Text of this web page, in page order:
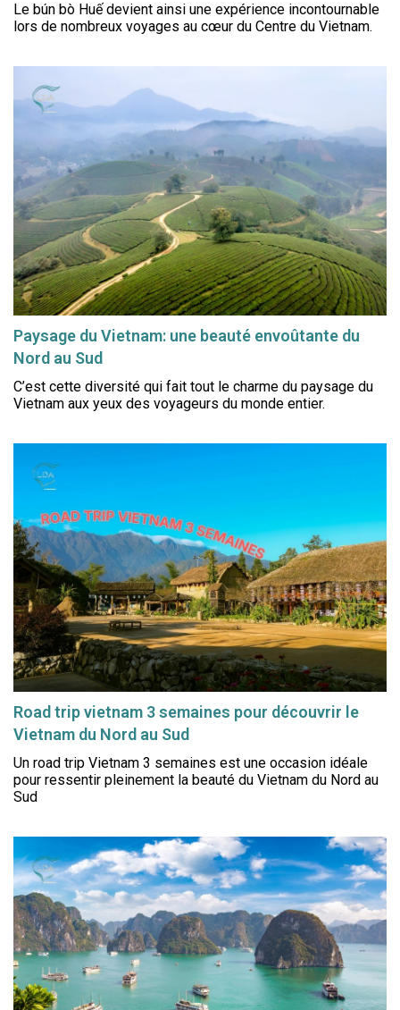
Le bún bò Huế devient ainsi une expérience incontournable
lors de nombreux voyages au cœur du Centre du Vietnam.
Paysage du Vietnam: une beauté envoûtante du
Nord au Sud
C’est cette diversité qui fait tout le charme du paysage du
Vietnam aux yeux des voyageurs du monde entier.
Road trip vietnam 3 semaines pour découvrir le
Vietnam du Nord au Sud
Un road trip Vietnam 3 semaines est une occasion idéale
pour ressentir pleinement la beauté du Vietnam du Nord au
Sud